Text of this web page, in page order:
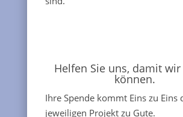
Helfen Sie uns, damit
können.
Ihre Spende kommt Eins zu Eins
jeweiligen Projekt zu Gute.